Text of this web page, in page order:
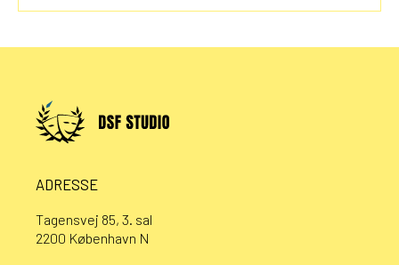
ADRESSE
Tagensvej 85, 3. sal
2200 København N